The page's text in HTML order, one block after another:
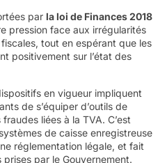
par la loi de Finances 2018
pression face aux irrégularités
tout en espérant que les
positivement sur l’état des
en vigueur impliquent
de s’équiper d’outils de
liées à la TVA. C’est
de caisse enregistreuse
réglementation légale, et fait
par le Gouvernement.